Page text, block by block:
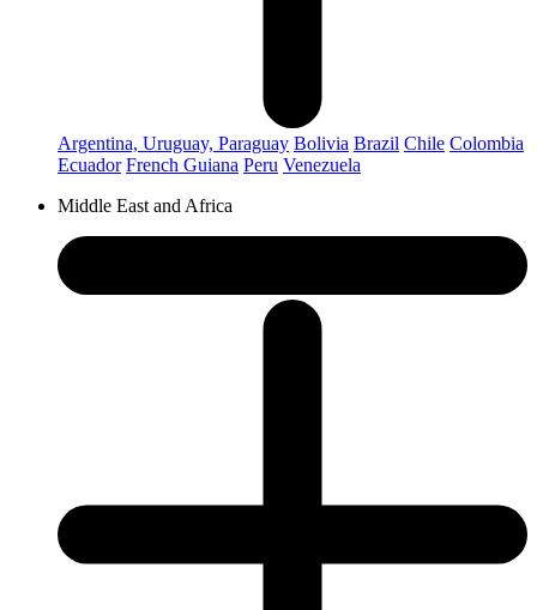
Argentina, Uruguay, Paraguay Bolivia Brazil Chile Colombia
Ecuador French Guiana Peru Venezuela
Middle East and Africa